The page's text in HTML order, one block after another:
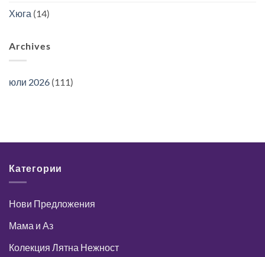
Хюга (14)
Archives
юли 2026 (111)
Категории
Нови Предложения
Мама и Аз
Колекция Лятна Нежност